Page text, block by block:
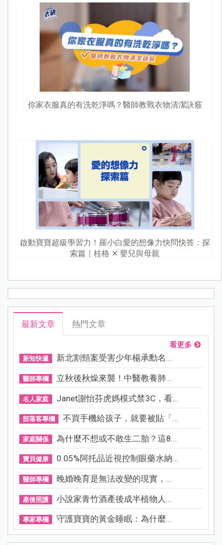
你家衣服真的有洗乾淨嗎？醫師教戰衣物清潔訣竅
啟動寶寶超級學習力！羅小白愛的想像力快問快答：探
索篇｜桂格 ✕ 嬰兒與母親
最新文章 熱門文章
看更多
新知快遞 新北割頸案受害少年楊承勳名...
醫師專欄 立秋後秋燥來襲！中醫教養肺...
名人家庭 Janet謝怡芬虎媽模式禁3C，看...
部落客專欄 不買手機給孩子，就要被貼「...
家庭關係 為什麼不想或不敢生二胎？這8...
寶貝健康 0.05%阿托品近視控制眼藥水納...
醫師專欄 晚婚晚育是無法改變的現實，...
產後照護 小說家青竹酒產後成半植物人...
專家專欄 守護寶寶的黃金睡眠：為什麼...